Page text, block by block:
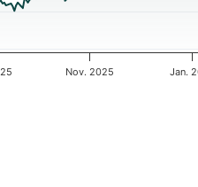
Nov. 2025 Jan.